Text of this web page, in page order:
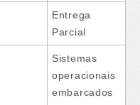
Entrega
Parcial
Sistemas
operacionais
embarcados